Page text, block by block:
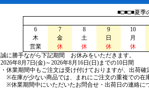
■□■□■夏季
6 7 8 9
10
木
金 土 日
月
営業
休 休 休
休
誠に勝手ながら下記期間 お休みをいただきます。
2026年8月7日(金)～2026年8月16日(日)までの10日間
・休業期間中もご注文は受け付けておりますが、出荷
※在庫が少ない商品では、まれにご注文の重複での在
※休業期間中にいただいたお問合せ・出荷日の連絡に